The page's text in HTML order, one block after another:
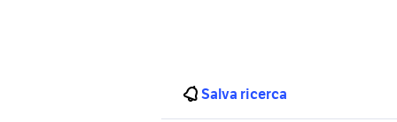
Salva ricerca